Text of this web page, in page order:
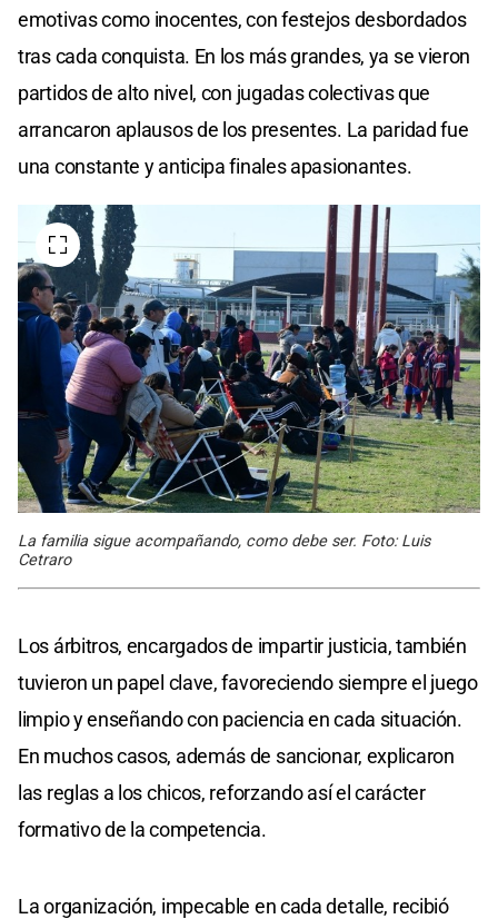
emotivas como inocentes, con festejos desbordados
tras cada conquista. En los más grandes, ya se vieron
partidos de alto nivel, con jugadas colectivas que
arrancaron aplausos de los presentes. La paridad fue
una constante y anticipa finales apasionantes.
La familia sigue acompañando, como debe ser. Foto: Luis
Cetraro
Los árbitros, encargados de impartir justicia, también
tuvieron un papel clave, favoreciendo siempre el juego
limpio y enseñando con paciencia en cada situación.
En muchos casos, además de sancionar, explicaron
las reglas a los chicos, reforzando así el carácter
formativo de la competencia.
La organización, impecable en cada detalle, recibió